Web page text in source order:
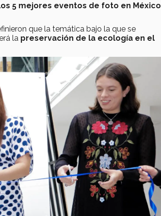
5 mejores eventos de foto en México
que la temática bajo la que se
la preservación de la ecología en el